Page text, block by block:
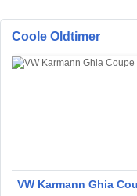
Coole Oldtimer
VW Karmann Ghia